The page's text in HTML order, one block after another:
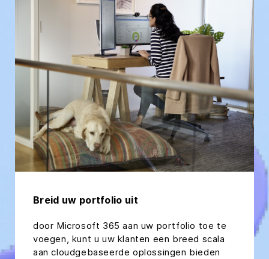
Breid uw portfolio uit
door Microsoft 365 aan uw portfolio toe te
voegen, kunt u uw klanten een breed scala
aan cloudgebaseerde oplossingen bieden